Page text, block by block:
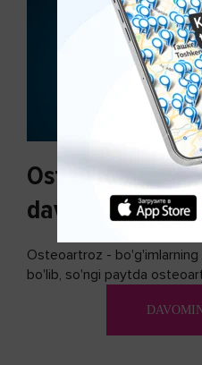
Osteoartroz
davolash
Osteoartroz -
bo'lib, so'ngi paytda